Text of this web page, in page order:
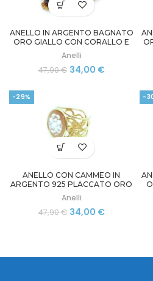
ANELLO IN ARGENTO BAGNATO
ORO GIALLO CON CORALLO E
ONICE NERO
Anelli
47,90€ Il
47,90 €.
34,00 €Il
-29%
ANELLO CON CAMMEO IN
ARGENTO 925 PLACCATO ORO
Anelli
47,90€ Il
47,90 €.
34,00 €Il
34,00 €.
-